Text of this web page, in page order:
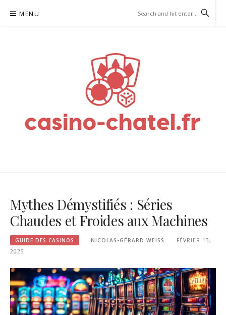
MENU
Mythes Démystifiés : Séries
Chaudes et Froides aux Machines
GUIDE DES CASINOS NICOLAS-GÉRARD WEISS
FÉVRIER 13,
2025